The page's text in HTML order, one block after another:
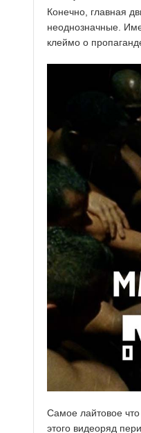
Конечно, главная
неоднозначные.
клеймо о
Самое лайтовое
этого видеоряд